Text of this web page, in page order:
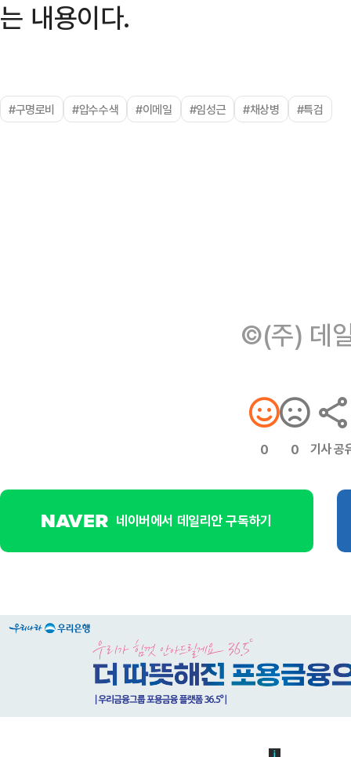
는 내용이다.
#구명로비 #압수수색 #이메일 #임성근 #채상병 #특검
©(주) 데
0 0 기사 공
네이버에서 데일리안 구독하기